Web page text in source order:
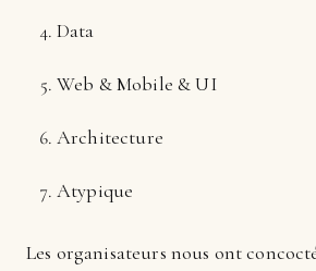
Data
Web & Mobile & UI
Architecture
Atypique
Les organisateurs nous ont